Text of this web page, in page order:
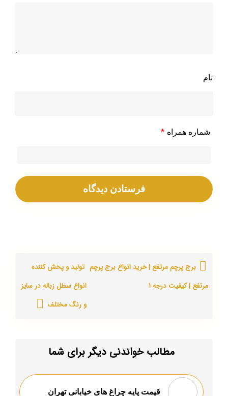
نام
شماره همراه *
برج پرچم مرتفع | خرید انواع برج پرچم
مرتفع | کیفیت درجه ۱
تولید و پخش کننده
انواع سطل زباله در سایز
و رنگ مختلف
مطالب خواندنی دیگر برای شما
قیمت پایه چراغ های خیابانی تهران